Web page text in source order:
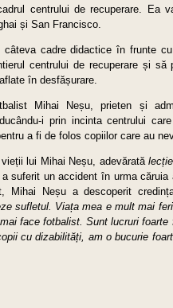
centrului de recuperare. Ea
și San Francisco.
cadre didactice în frunte
centrului de recuperare și
în desfășurare.
Mihai Neșu, prieten și
i prin incinta centrului
a fi de folos copiilor care au
lui Mihai Neșu, adevăratălecție
suferit un accident în urma
Mihai Neșu a descoperit
sufletul. Viața mea e mult mai
face fotbalist. Sunt lucruri
cu dizabilități, am o bucurie